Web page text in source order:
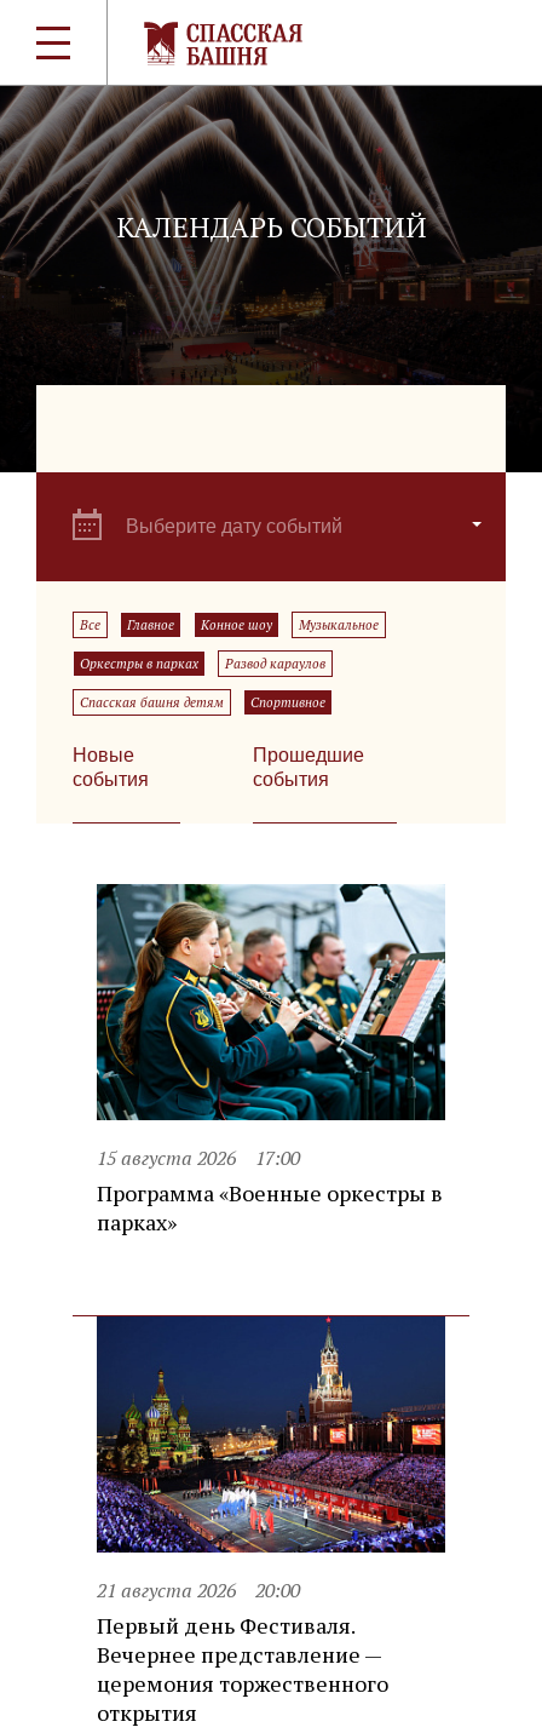
КАЛЕНДАРЬ СОБЫТИЙ
Выберите дату событий
Все Главное Конное шоу Музыкальное
Оркестры в парках Развод караулов
Спасская башня детям Спортивное
Новые
события
Прошедшие
события
15 августа 2026 17:00
Программа «Военные оркестры в
парках»
21 августа 2026 20:00
Первый день Фестиваля.
Вечернее представление —
церемония торжественного
открытия